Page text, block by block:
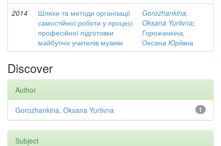
2014
Шляхи та методи організації
самостійної роботи у процесі
професійної підготовки
майбутніх учителів музики
Gorozhankina,
Oksana Yuriivna;
Горожанкіна,
Оксана Юріївна
Discover
Author
1
Gorozhankina, Oksana Yuriivna
Subject